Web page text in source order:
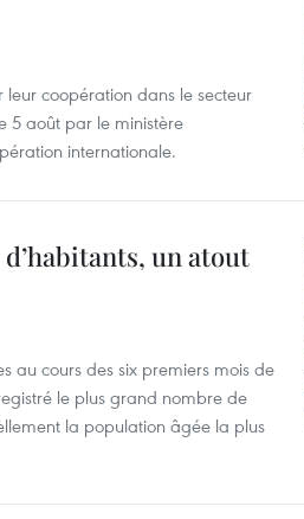
coopération dans le secteur
5 août par le ministère
internationale.
un atout
au cours des six premiers mois de
le plus grand nombre de
la population âgée la plus